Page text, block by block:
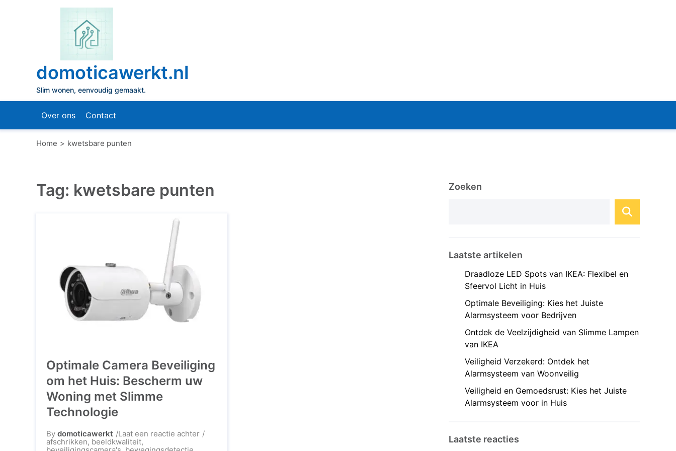
domoticawerkt.nl
Slim wonen, eenvoudig gemaakt.
Over ons Contact
Home kwetsbare punten
Tag: kwetsbare punten
Optimale Camera Beveiliging
om het Huis: Bescherm uw
Woning met Slimme
Technologie
By domoticawerkt Laat een reactie achterop
afschrikken, beeldkwaliteit,
Zoeken
Laatste artikelen
Draadloze LED Spots van IKEA: Flexibel en
Sfeervol Licht in Huis
Optimale Beveiliging: Kies het Juiste
Alarmsysteem voor Bedrijven
Ontdek de Veelzijdigheid van Slimme Lampen
van IKEA
Veiligheid Verzekerd: Ontdek het
Alarmsysteem van Woonveilig
Veiligheid en Gemoedsrust: Kies het Juiste
Alarmsysteem voor in Huis
Laatste reacties